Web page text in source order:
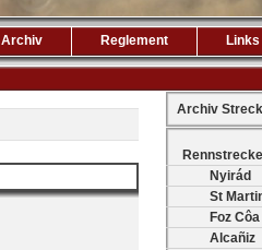
Archiv Reglement Links
Archiv
Nyirád
St
Foz Côa
Alcañiz